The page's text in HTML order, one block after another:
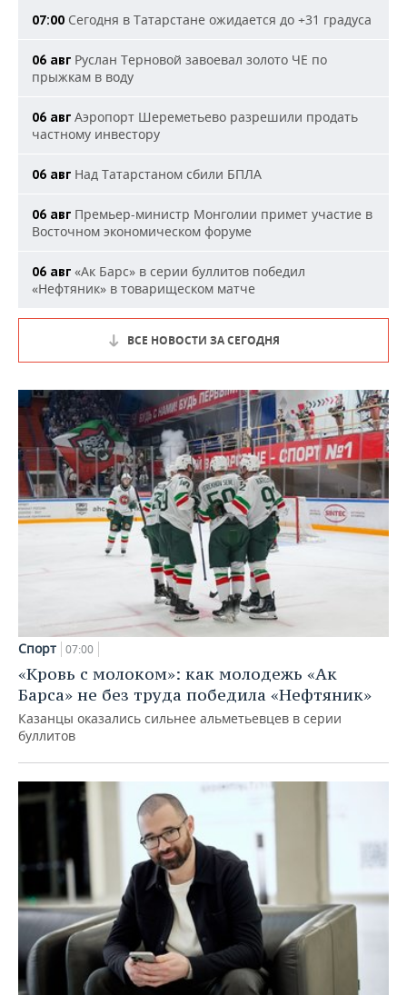
07:00 Сегодня в Татарстане ожидается до +31 градуса
06 авг Руслан Терновой завоевал золото ЧЕ по
прыжкам в воду
06 авг Аэропорт Шереметьево разрешили продать
частному инвестору
06 авг Над Татарстаном сбили БПЛА
06 авг Премьер-министр Монголии примет участие в
Восточном экономическом форуме
06 авг «Ак Барс» в серии буллитов победил
«Нефтяник» в товарищеском матче
ВСЕ НОВОСТИ ЗА СЕГОДНЯ
Спорт 07:00
«Кровь с молоком»: как молодежь «Ак
Барса» не без труда победила «Нефтяник»
Казанцы оказались сильнее альметьевцев в серии
буллитов